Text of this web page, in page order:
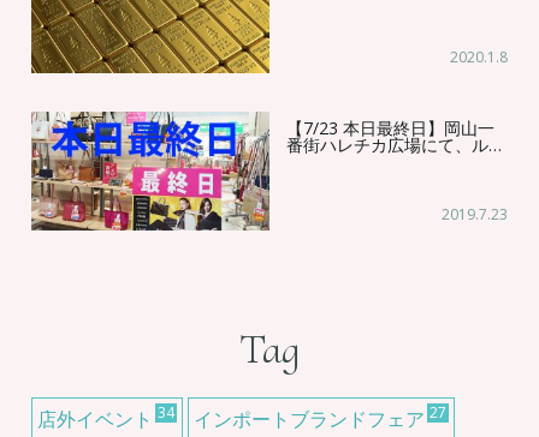
2020.1.8
【7/23 本日最終日】岡山一
番街ハレチカ広場にて、ル…
2019.7.23
Tag
店外イベント 34 インポートブランドフェア 27